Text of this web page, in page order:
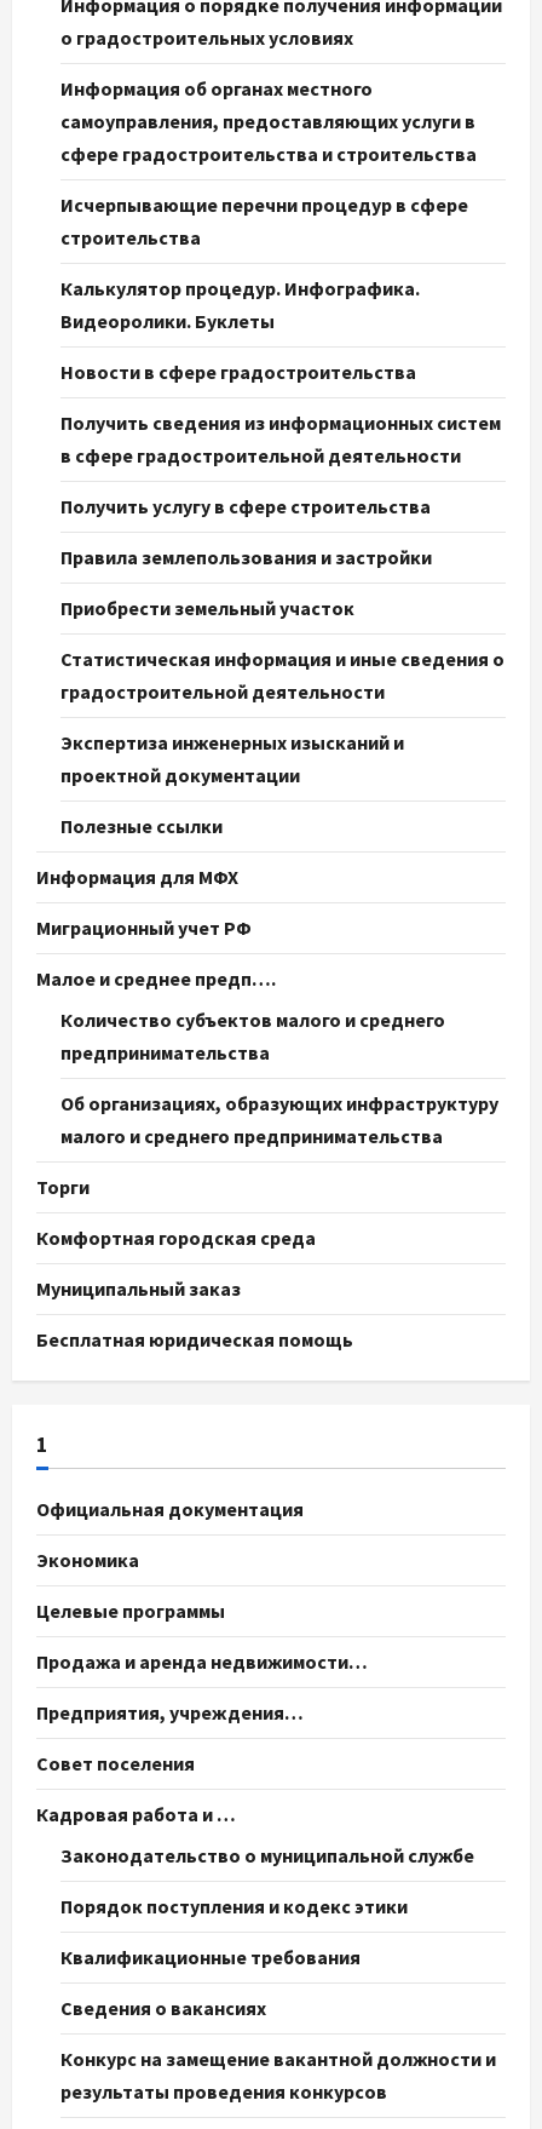
Информация о порядке получения информации
о градостроительных условиях
Информация об органах местного
самоуправления, предоставляющих услуги в
сфере градостроительства и строительства
Исчерпывающие перечни процедур в сфере
строительства
Калькулятор процедур. Инфографика.
Видеоролики. Буклеты
Новости в сфере градостроительства
Получить сведения из информационных систем
в сфере градостроительной деятельности
Получить услугу в сфере строительства
Правила землепользования и застройки
Приобрести земельный участок
Статистическая информация и иные сведения о
градостроительной деятельности
Экспертиза инженерных изысканий и
проектной документации
Полезные ссылки
Информация для МФХ
Миграционный учет РФ
Малое и среднее предп….
Количество субъектов малого и среднего
предпринимательства
Об организациях, образующих инфраструктуру
малого и среднего предпринимательства
Торги
Комфортная городская среда
Муниципальный заказ
Бесплатная юридическая помощь
1
Официальная документация
Экономика
Целевые программы
Продажа и аренда недвижимости…
Предприятия, учреждения…
Совет поселения
Кадровая работа и …
Законодательство о муниципальной службе
Порядок поступления и кодекс этики
Квалификационные требования
Сведения о вакансиях
Конкурс на замещение вакантной должности и
результаты проведения конкурсов